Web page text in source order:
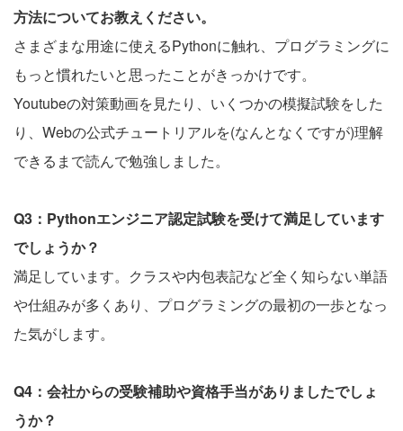
方法についてお教えください。
さまざまな用途に使えるPythonに触れ、プログラミングに
もっと慣れたいと思ったことがきっかけです。
Youtubeの対策動画を見たり、いくつかの模擬試験をした
り、Webの公式チュートリアルを(なんとなくですが)理解
できるまで読んで勉強しました。
Q3：Pythonエンジニア認定試験を受けて満足しています
でしょうか？
満足しています。クラスや内包表記など全く知らない単語
や仕組みが多くあり、プログラミングの最初の一歩となっ
た気がします。
Q4：会社からの受験補助や資格手当がありましたでしょ
うか？